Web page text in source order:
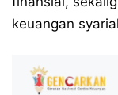
keuangan